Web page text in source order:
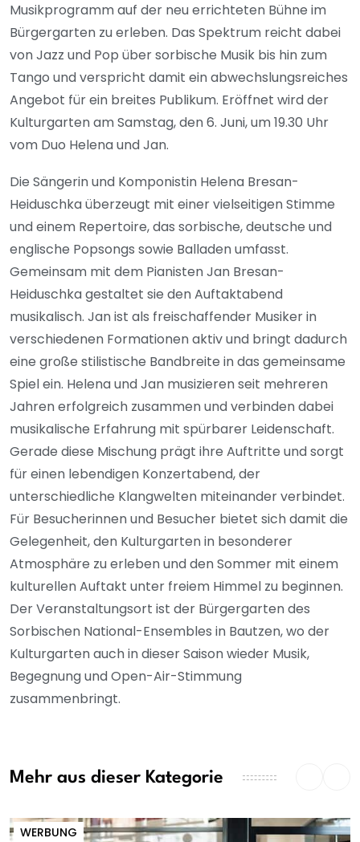
Musikprogramm auf der neu errichteten Bühne im
Bürgergarten zu erleben. Das Spektrum reicht dabei
von Jazz und Pop über sorbische Musik bis hin zum
Tango und verspricht damit ein abwechslungsreiches
Angebot für ein breites Publikum. Eröffnet wird der
Kulturgarten am Samstag, den 6. Juni, um 19.30 Uhr
vom Duo Helena und Jan.
Die Sängerin und Komponistin Helena Bresan-
Heiduschka überzeugt mit einer vielseitigen Stimme
und einem Repertoire, das sorbische, deutsche und
englische Popsongs sowie Balladen umfasst.
Gemeinsam mit dem Pianisten Jan Bresan-
Heiduschka gestaltet sie den Auftaktabend
musikalisch. Jan ist als freischaffender Musiker in
verschiedenen Formationen aktiv und bringt dadurch
eine große stilistische Bandbreite in das gemeinsame
Spiel ein. Helena und Jan musizieren seit mehreren
Jahren erfolgreich zusammen und verbinden dabei
musikalische Erfahrung mit spürbarer Leidenschaft.
Gerade diese Mischung prägt ihre Auftritte und sorgt
für einen lebendigen Konzertabend, der
unterschiedliche Klangwelten miteinander verbindet.
Für Besucherinnen und Besucher bietet sich damit die
Gelegenheit, den Kulturgarten in besonderer
Atmosphäre zu erleben und den Sommer mit einem
kulturellen Auftakt unter freiem Himmel zu beginnen.
Der Veranstaltungsort ist der Bürgergarten des
Sorbischen National-Ensembles in Bautzen, wo der
Kulturgarten auch in dieser Saison wieder Musik,
Begegnung und Open-Air-Stimmung
zusammenbringt.
Mehr aus dieser Kategorie
WERBUNG